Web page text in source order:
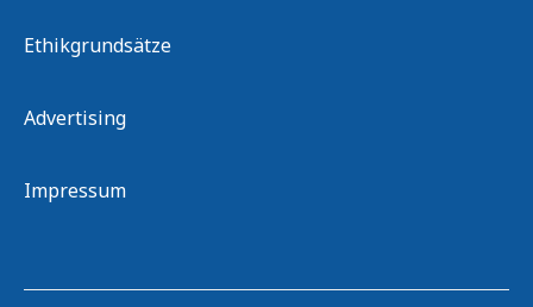
Ethikgrundsätze
Advertising
Impressum